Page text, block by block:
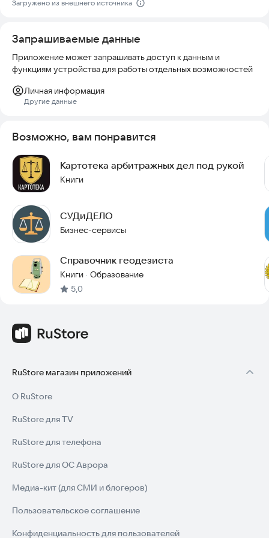
Скачайте приложение, чтобы всегда иметь под рукой
Загружено из внешнего источника
Запрашиваемые данные
Приложение может запрашивать доступ к данным и
функциям устройства для работы отдельных возможностей
Личная информация
Другие данные
Возможно, вам понравится
Картотека арбитражных дел под рукой
Книги
СУДиДЕЛО
Бизнес-сервисы
Справочник геодезиста
Книги · Образование
5,0
RuStore магазин приложений
О RuStore
RuStore для TV
RuStore для телефона
RuStore для ОС Аврора
Медиа-кит (для СМИ и блогеров)
Пользовательское соглашение
Конфиденциальность для пользователей